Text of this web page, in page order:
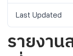
Last Updated
รายงา